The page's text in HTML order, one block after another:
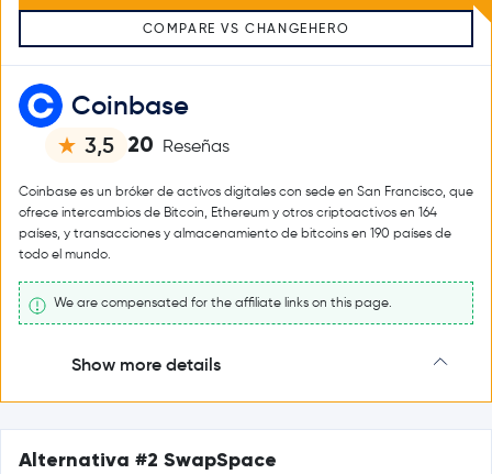
Coinbase
3,5 20 Reseñas
Coinbase es un bróker de activos digitales con sede en San Francisco, que
ofrece intercambios de Bitcoin, Ethereum y otros criptoactivos en 164
países, y transacciones y almacenamiento de bitcoins en 190 países de
todo el mundo.
We are compensated for the affiliate links on this page.
Show more details
COMPARE VS CHANGEHERO
Alternativa #2 SwapSpace